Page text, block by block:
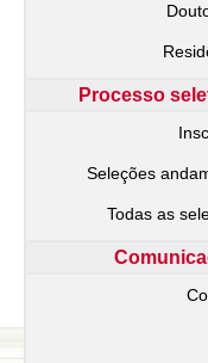
Processo
Seleções
Todas as